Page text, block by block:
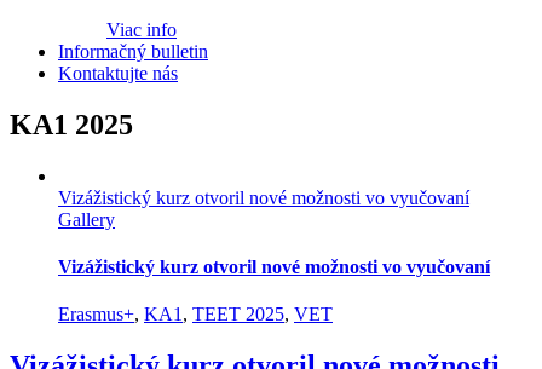
Viac info
Informačný bulletin
Kontaktujte nás
KA1 2025
Vizážistický kurz otvoril nové možnosti vo vyučovaní
Gallery
Vizážistický kurz otvoril nové možnosti vo vyučovaní
Erasmus+, KA1 , TEET 2025, VET